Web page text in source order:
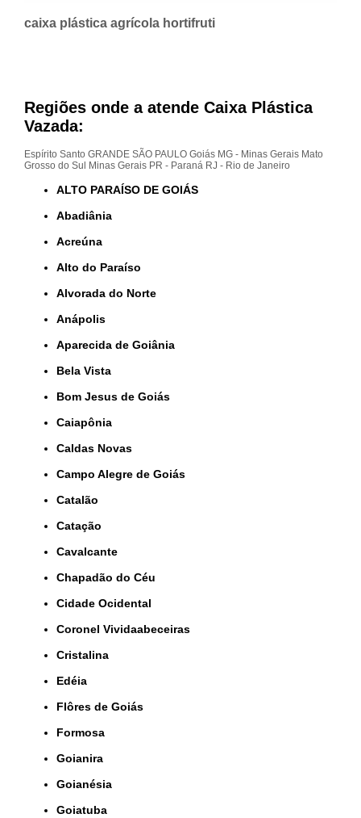
caixa plástica agrícola hortifruti
Regiões onde a atende Caixa Plástica
Vazada:
Espírito Santo GRANDE SÃO PAULO Goiás MG - Minas Gerais Mato
Grosso do Sul
Minas Gerais PR - Paraná RJ - Rio de Janeiro
ALTO PARAÍSO DE GOIÁS
Abadiânia
Acreúna
Alto do Paraíso
Alvorada do Norte
Anápolis
Aparecida de Goiânia
Bela Vista
Bom Jesus de Goiás
Caiapônia
Caldas Novas
Campo Alegre de Goiás
Catalão
Catação
Cavalcante
Chapadão do Céu
Cidade Ocidental
Coronel Vividaabeceiras
Cristalina
Edéia
Flôres de Goiás
Formosa
Goianira
Goianésia
Goiatuba